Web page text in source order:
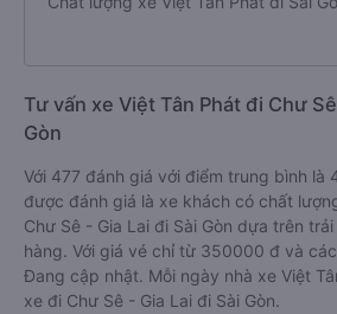
Tư vấn xe Việt Tân Phát đi Chư
Gòn
Với 477 đánh giá với điểm trung bình là
được đánh giá là xe khách có chất
Chư Sê - Gia Lai đi Sài Gòn dựa trên
hàng. Với giá vé chỉ từ 350000 đ và
Đang cập nhật. Mỗi ngày nhà xe Việt
xe đi Chư Sê - Gia Lai đi Sài Gòn.